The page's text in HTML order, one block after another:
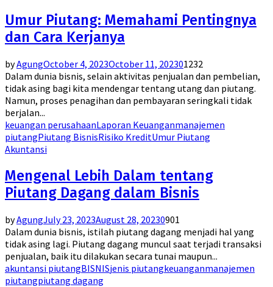
Umur Piutang: Memahami Pentingnya
dan Cara Kerjanya
byAgungOctober 4, 2023October 11, 202301232
Dalam dunia bisnis, selain aktivitas penjualan dan pembelian,
tidak asing bagi kita mendengar tentang utang dan piutang.
Namun, proses penagihan dan pembayaran seringkali tidak
berjalan...
keuangan perusahaanLaporan Keuanganmanajemen
piutangPiutang BisnisRisiko KreditUmur Piutang
Akuntansi
Mengenal Lebih Dalam tentang
Piutang Dagang dalam Bisnis
byAgungJuly 23, 2023August 28, 20230901
Dalam dunia bisnis, istilah piutang dagang menjadi hal yang
tidak asing lagi. Piutang dagang muncul saat terjadi transaksi
penjualan, baik itu dilakukan secara tunai maupun...
akuntansi piutangBISNISjenis piutangkeuanganmanajemen
piutangpiutang dagang